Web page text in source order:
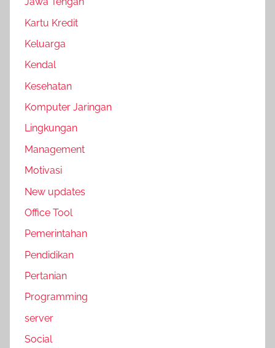
Kartu Kredit
Keluarga
Kendal
Kesehatan
Komputer Jaringan
Lingkungan
Management
Motivasi
New updates
Office Tool
Pemerintahan
Pendidikan
Pertanian
Programming
server
Social